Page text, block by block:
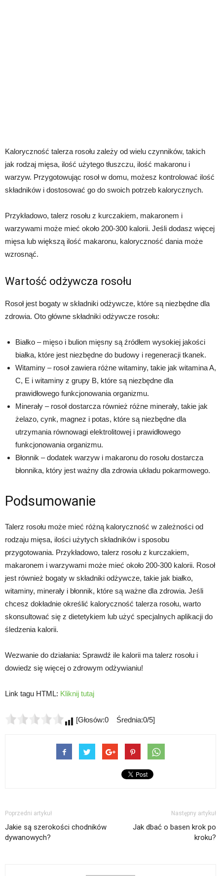
Kaloryczność talerza rosołu zależy od wielu czynników, takich
jak rodzaj mięsa, ilość użytego tłuszczu, ilość makaronu i
warzyw. Przygotowując rosoł w domu, możesz kontrolować ilość
składników i dostosować go do swoich potrzeb kalorycznych.
Przykładowo, talerz rosołu z kurczakiem, makaronem i
warzywami może mieć około 200-300 kalorii. Jeśli dodasz więcej
mięsa lub większą ilość makaronu, kaloryczność dania może
wzrosnąć.
Wartość odżywcza rosołu
Rosoł jest bogaty w składniki odżywcze, które są niezbędne dla
zdrowia. Oto główne składniki odżywcze rosołu:
Białko – mięso i bulion mięsny są źródłem wysokiej jakości
białka, które jest niezbędne do budowy i regeneracji tkanek.
Witaminy – rosoł zawiera różne witaminy, takie jak witamina A,
C, E i witaminy z grupy B, które są niezbędne dla
prawidłowego funkcjonowania organizmu.
Minerały – rosoł dostarcza również różne minerały, takie jak
żelazo, cynk, magnez i potas, które są niezbędne dla
utrzymania równowagi elektrolitowej i prawidłowego
funkcjonowania organizmu.
Błonnik – dodatek warzyw i makaronu do rosołu dostarcza
błonnika, który jest ważny dla zdrowia układu pokarmowego.
Podsumowanie
Talerz rosołu może mieć różną kaloryczność w zależności od
rodzaju mięsa, ilości użytych składników i sposobu
przygotowania. Przykładowo, talerz rosołu z kurczakiem,
makaronem i warzywami może mieć około 200-300 kalorii. Rosoł
jest również bogaty w składniki odżywcze, takie jak białko,
witaminy, minerały i błonnik, które są ważne dla zdrowia. Jeśli
chcesz dokładnie określić kaloryczność talerza rosołu, warto
skonsultować się z dietetykiem lub użyć specjalnych aplikacji do
śledzenia kalorii.
Wezwanie do działania: Sprawdź ile kalorii ma talerz rosołu i
dowiedz się więcej o zdrowym odżywianiu!
Link tagu HTML: Kliknij tutaj
[Głosów:0 Średnia:0/5]
Poprzedni artykuł
Jakie są szerokości chodników
dywanowych?
Następny artykuł
Jak dbać o basen krok po
kroku?